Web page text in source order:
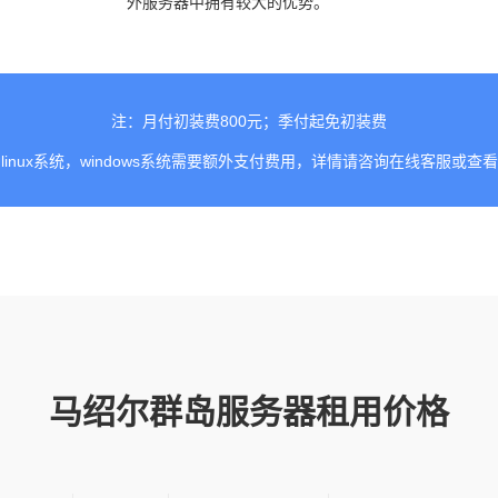
注：月付初装费800元；季付起免初装费
系统，windows系统需要额外支付费用，详情请咨询在线客服或查看
马绍尔群岛服务器租用价格